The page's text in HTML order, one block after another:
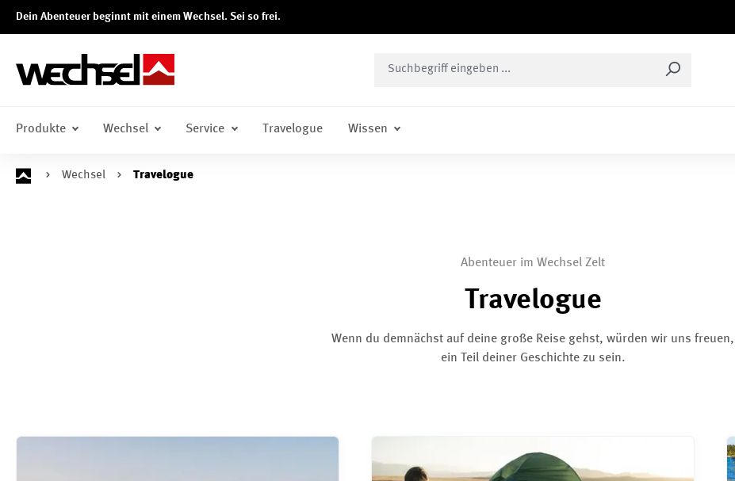
Zur Hauptnavigation springen
Dein Abenteuer beginnt mit einem Wechsel. Sei so frei.
Produkte Wechsel Service Travelogue Wissen
Wechsel Travelogue
Abenteuer im Wechsel Zelt
Travelogue
Wenn du demnächst auf deine große Reise gehst, würden wir uns freuen,
ein Teil deiner Geschichte zu sein.